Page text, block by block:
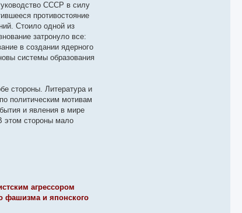
СССР в силу
противостояние
Стоило одной из
затронуло все:
в создании ядерного
системы образования
стороны. Литература и
политическим мотивам
и явления в мире
этом стороны мало
агрессором
фашизма и японского